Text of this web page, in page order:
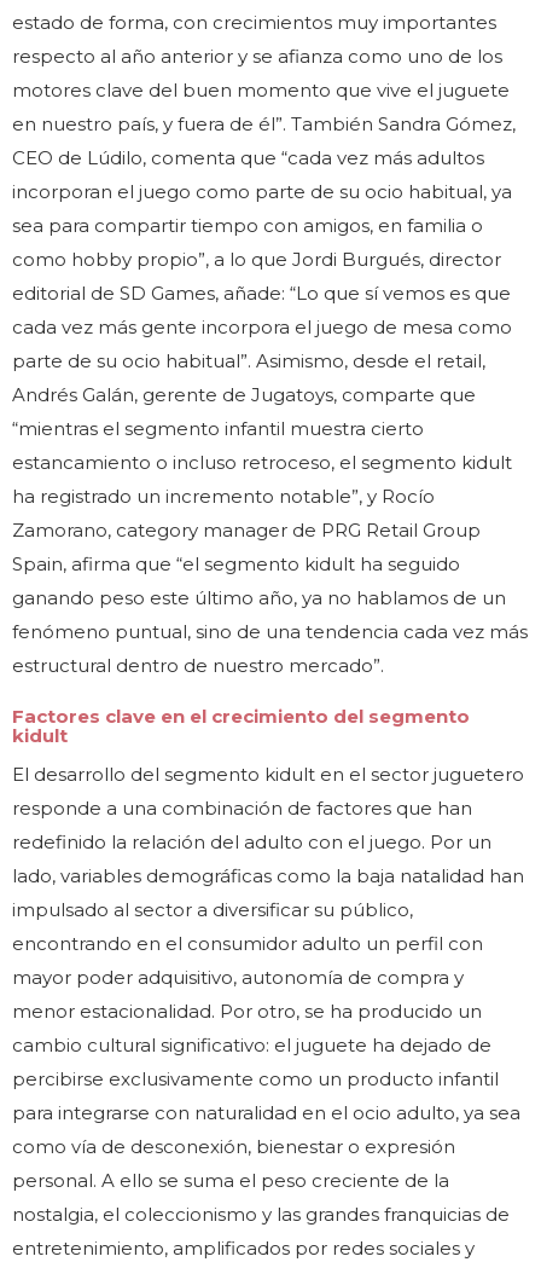
estado de forma, con crecimientos muy importantes
respecto al año anterior y se afianza como uno de los
motores clave del buen momento que vive el juguete
en nuestro país, y fuera de él”. También Sandra Gómez,
CEO de Lúdilo, comenta que “cada vez más adultos
incorporan el juego como parte de su ocio habitual, ya
sea para compartir tiempo con amigos, en familia o
como hobby propio”, a lo que Jordi Burgués, director
editorial de SD Games, añade: “Lo que sí vemos es que
cada vez más gente incorpora el juego de mesa como
parte de su ocio habitual”. Asimismo, desde el retail,
Andrés Galán, gerente de Jugatoys, comparte que
“mientras el segmento infantil muestra cierto
estancamiento o incluso retroceso, el segmento kidult
ha registrado un incremento notable”, y Rocío
Zamorano, category manager de PRG Retail Group
Spain, afirma que “el segmento kidult ha seguido
ganando peso este último año, ya no hablamos de un
fenómeno puntual, sino de una tendencia cada vez más
estructural dentro de nuestro mercado”.
Factores clave en el crecimiento del segmento
kidult
El desarrollo del segmento kidult en el sector juguetero
responde a una combinación de factores que han
redefinido la relación del adulto con el juego. Por un
lado, variables demográficas como la baja natalidad han
impulsado al sector a diversificar su público,
encontrando en el consumidor adulto un perfil con
mayor poder adquisitivo, autonomía de compra y
menor estacionalidad. Por otro, se ha producido un
cambio cultural significativo: el juguete ha dejado de
percibirse exclusivamente como un producto infantil
para integrarse con naturalidad en el ocio adulto, ya sea
como vía de desconexión, bienestar o expresión
personal. A ello se suma el peso creciente de la
nostalgia, el coleccionismo y las grandes franquicias de
entretenimiento, amplificados por redes sociales y